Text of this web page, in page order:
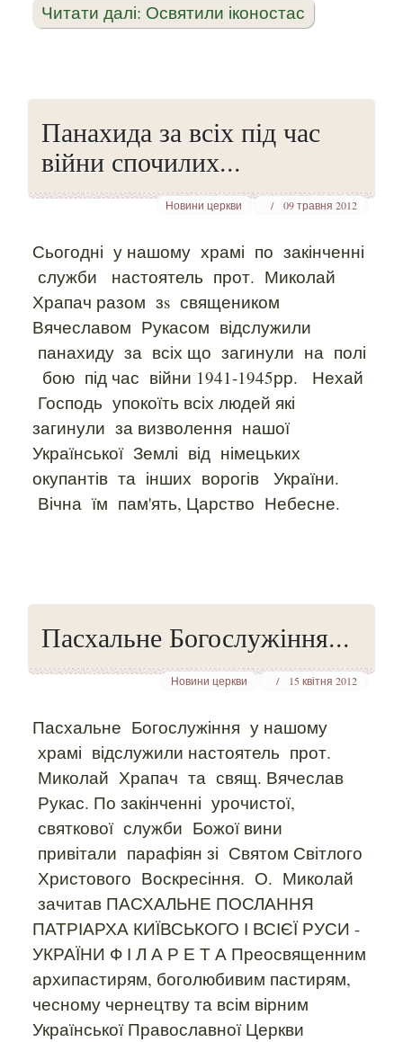
Читати далі: Освятили іконостас
Панахида за всіх під час
війни спочилих...
Новини церкви 09 травня 2012
Сьогодні у нашому храмі по закінченні
служби настоятель прот. Миколай
Храпач разом зs священиком
Вячеславом Рукасом відслужили
панахиду за всіх що загинули на полі
бою під час війни 1941-1945рр. Нехай
Господь упокоїть всіх людей які
загинули за визволення нашої
Української Землі від німецьких
окупантів та інших ворогів України.
Вічна їм пам'ять, Царство Небесне.
Пасхальне Богослужіння...
Новини церкви 15 квітня 2012
Пасхальне Богослужіння у нашому
храмі відслужили настоятель прот.
Миколай Храпач та свящ. Вячеслав
Рукас. По закінченні урочистої,
святкової служби Божої вини
привітали парафіян зі Святом Світлого
Христового Воскресіння. О. Миколай
зачитав ПАСХАЛЬНЕ ПОСЛАННЯ
ПАТРІАРХА КИЇВСЬКОГО І ВСІЄЇ РУСИ -
УКРАЇНИ Ф І Л А Р Е Т А Преосвященним
архипастирям, боголюбивим пастирям,
чесному чернецтву та всім вірним
Української Православної Церкви